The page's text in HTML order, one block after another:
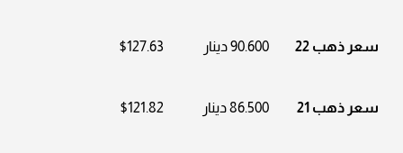
سعر ذهب 22 90.600 دينار $127.63
سعر ذهب 21 86.500 دينار $121.82